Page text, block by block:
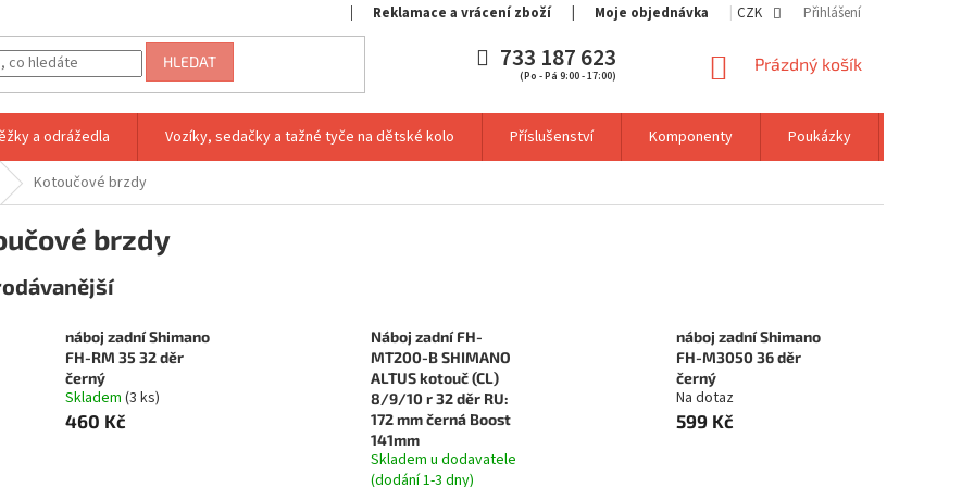
Reklamace a vrácení zboží Moje objednávka CZK Přihlášení
HLEDAT 733 187 623
(Po - Pá 9:00 - 17:00)
NÁKUPNÍ
Prázdný košík
a odrážedla Vozíky, sedačky a tažné tyče na dětské kolo Příslušenství Komponenty Poukázky
Kotoučové brzdy
brzdy
náboj zadní Shimano
FH-RM 35 32 děr
černý
Skladem (3 ks)
460 Kč
Náboj zadní FH-
MT200-B SHIMANO
ALTUS kotouč (CL)
8/9/10 r 32 děr RU:
172 mm černá Boost
141mm
Skladem u dodavatele
(dodání 1-3 dny)
náboj zadní Shimano
FH-M3050 36 děr
černý
Na dotaz
599 Kč